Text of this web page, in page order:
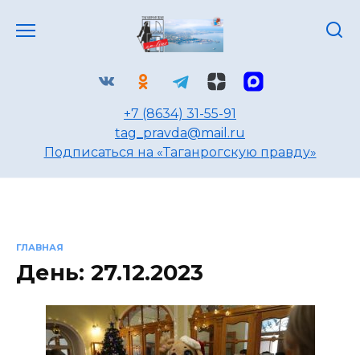
+7 (8634) 31-55-91
tag_pravda@mail.ru
Подписаться на «Таганрогскую правду»
ГЛАВНАЯ
День: 27.12.2023